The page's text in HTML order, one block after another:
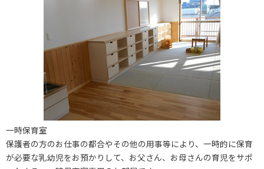
一時保育室
保護者の方のお仕事の都合やその他の用事等により、一時的に保育
が必要な乳幼児をお預かりして、お父さん、お母さんの育児をサポ